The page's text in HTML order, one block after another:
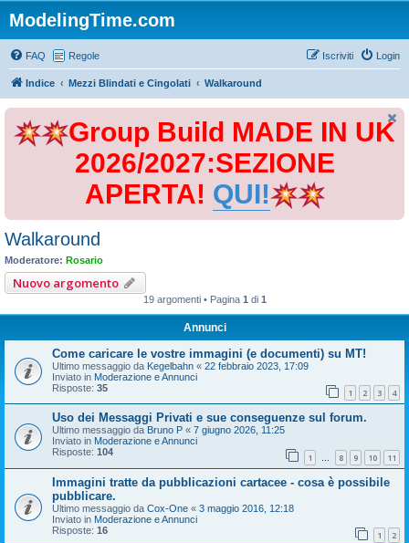
ModelingTime.com
FAQ Regole Login
Iscriviti
Indice Mezzi Blindati e Cingolati Walkaround
Group Build MADE IN UK
2026/2027:SEZIONE
APERTA! QUI!
Walkaround
Moderatore: Rosario
Nuovo argomento
19 argomenti • Pagina 1 di 1
Annunci
Come caricare le vostre immagini (e documenti) su MT!
Ultimo messaggio da Kegelbahn « 22 febbraio 2023, 17:09
Inviato in Moderazione e Annunci
Risposte: 35 1 2 3 4
Uso dei Messaggi Privati e sue conseguenze sul forum.
Ultimo messaggio da Bruno P « 7 giugno 2026, 11:25
Inviato in Moderazione e Annunci
Risposte: 104 1 … 8 9 10 11
Immagini tratte da pubblicazioni cartacee - cosa è possibile
pubblicare.
Ultimo messaggio da Cox-One « 3 maggio 2016, 12:18
Inviato in Moderazione e Annunci
Risposte: 16 1 2